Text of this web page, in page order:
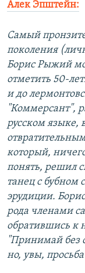
Алек Эпштейн:
Самый
поколения
Борис Рыжий
отметить 50-
и до
"Коммерсант",
русском языке,
который,
понять, решил
танец с бубном
эрудиции. Борис
рода членами
обратившись к
"Принимай без
но, увы,